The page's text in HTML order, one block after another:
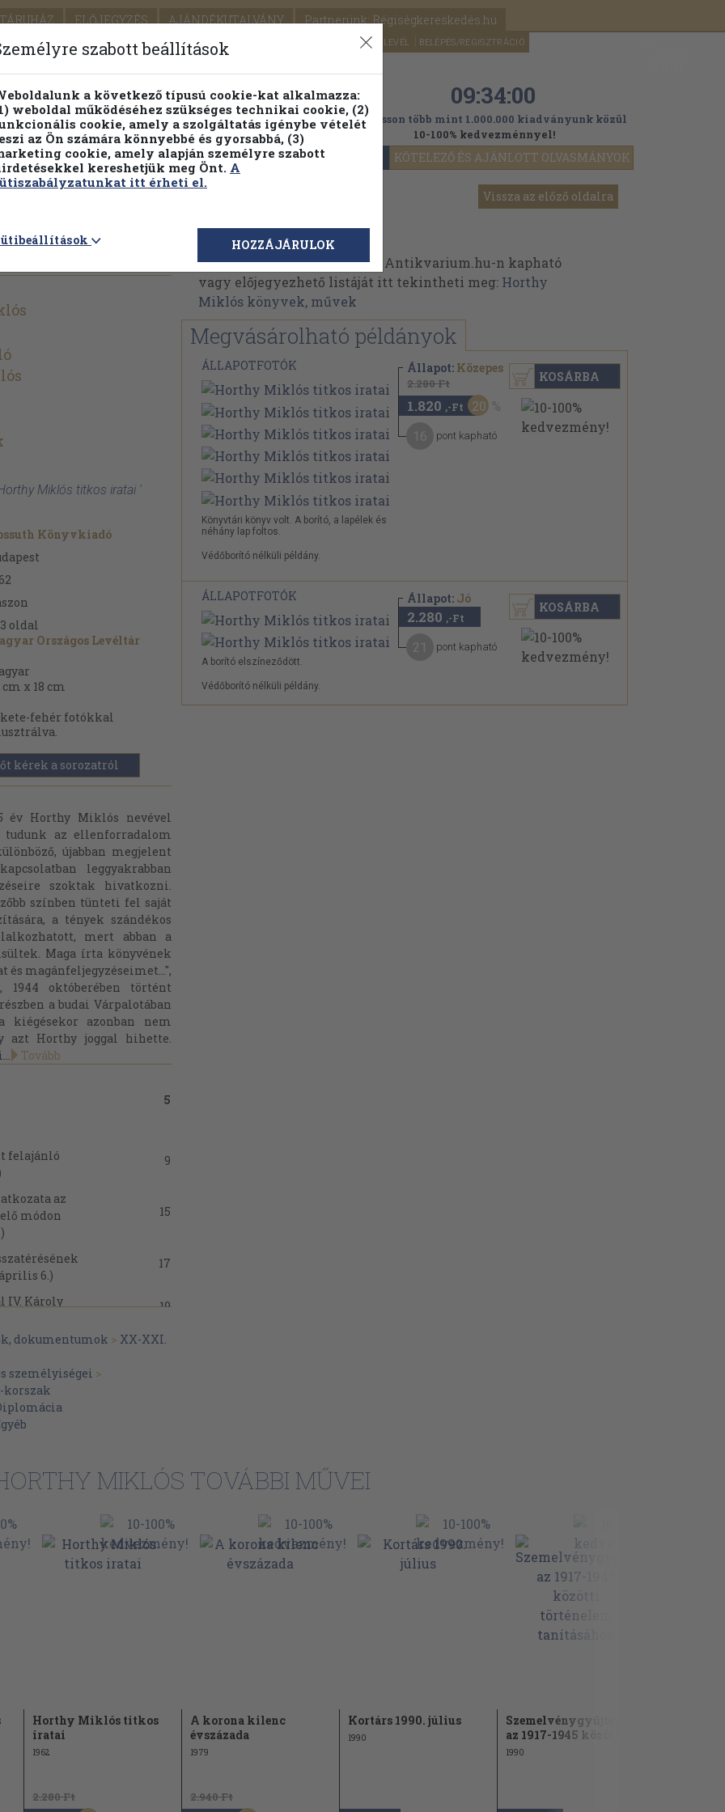
ELŐJEGYZÉS AJÁNDÉKUTALVÁNY Partnerünk: Régiségkereskedés.hu
SEGÍTSÉG HÍRLEVÉL BELÉPÉS/REGISZTRÁCIÓ
PILLANATNYI ÁRAINK FENNTARTHATÓ OLVASMÁNYOK KÖTELEZŐ ÉS AJÁNLOTT OLVASMÁNYOK
Részletes kereső Témaköri fa 09:33:58
Válogasson több mint 1.000.000 kiadványunk közül
10-100% kedvezménnyel!
Vissza az előző oldalra
iratai
Miklós titkos iratai '
Könyvkiadó
oldal
Országos Levéltár
cm x 18 cm
fehér fotókkal
kérek a sorozatról
év Horthy Miklós nevével
tudunk az ellenforradalom
újabban megjelent
leggyakrabban
szoktak hivatkozni.
színben tünteti fel saját
a tények szándékos
mert abban a
Maga írta könyvének
és magánfeljegyzéseimet...",
1944 októberében történt
a budai Várpalotában
kiégésekor azonban nem
azt Horthy joggal hihette.
Tovább
5
felajánló
9
az
módon
15
6.)
17
IV. Károly
19
grófhoz
Gömbös
(1920.
23
27
46
dokumentumok > XX-XXI.
személyiségei >
korszak
Horthy Miklós
Horthy Miklós műveinek az Antikvarium.hu-n kapható
vagy előjegyezhető listáját itt tekintheti meg: Horthy
Miklós könyvek, művek
Megvásárolható példányok
ÁLLAPOTFOTÓK
Könyvtári könyv volt. A borító, a lapélek és
néhány lap foltos.
Védőborító nélküli példány.
Állapot: Közepes
2.280 Ft
1.820 ,-Ft 20
pont kapható
KOSÁRBA
ÁLLAPOTFOTÓK
A borító elszíneződött.
Védőborító nélküli példány.
Állapot: Jó
2.280 ,-Ft
pont kapható
KOSÁRBA
MIKLÓS TOVÁBBI MŰVEI
Horthy Miklós titkos
iratai
1962
2.280 Ft
A korona kilenc
évszázada
1979
2.940 Ft
Kortárs 1990. július
1990
Szemelvénygyűjtemény
az 1917-1945 közötti...
1990
szabott beállítások
a következő típusú cookie-kat alkalmazza:
weboldal működéséhez szükséges technikai cookie, (2)
cookie, amely a szolgáltatás igénybe vételét
az Ön számára könnyebbé és gyorsabbá, (3)
cookie, amely alapján személyre szabott
kereshetjük meg Önt. A
itt érheti el.
HOZZÁJÁRULOK